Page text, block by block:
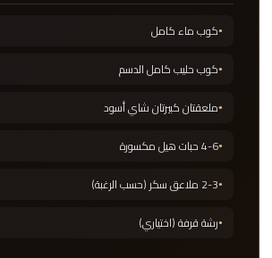
كوب ماء كامل
كوب حليب كامل الدسم
ملعقتان كبيرتان شاي أسود
4-6 حبات هيل مكسورة
2-3 ملاعق سكر (حسب الرغبة)
رشة قرفة (اختياري)